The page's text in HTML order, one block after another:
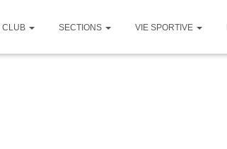
CLUB SECTIONS VIE SPORTIVE